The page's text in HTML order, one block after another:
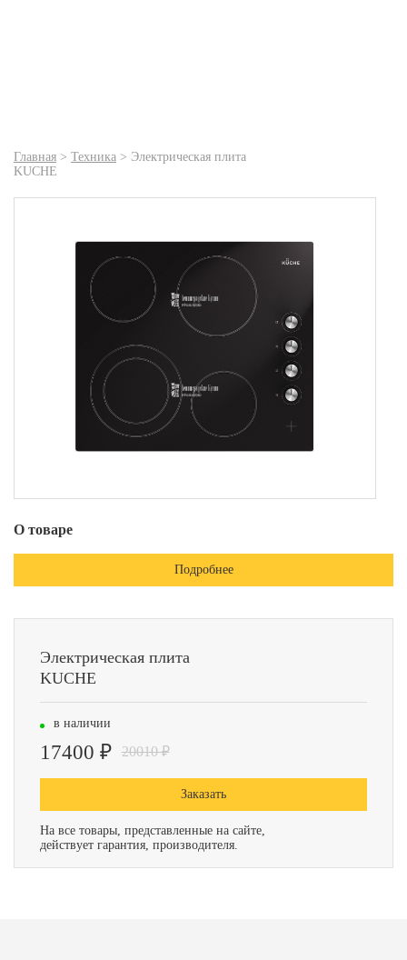
Главная > Техника > Электрическая плита
KUCHE
О товаре
Подробнее
Электрическая плита
KUCHE
в наличии
17400 ₽ 20010 ₽
Заказать
На все товары, представленные на сайте,
действует гарантия, производителя.